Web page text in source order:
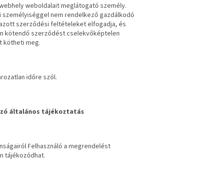
weboldalait meglátogató személy.
nem rendelkező gazdálkodó
szerződési feltételeket elfogadja, és
kötendő szerződést cselekvőképtelen
kötheti meg.
időre szól.
általános tájékoztatás
Felhasználó a megrendelést
tájékozódhat.